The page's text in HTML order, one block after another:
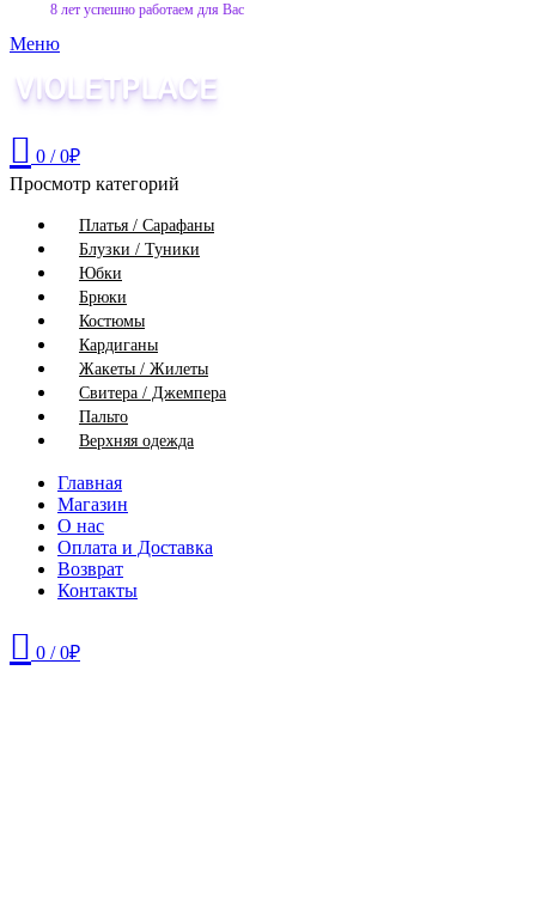
8 лет успешно работаем для Вас
Меню
0 / 0₽
Просмотр категорий
Платья / Сарафаны
Блузки / Туники
Юбки
Брюки
Костюмы
Кардиганы
Жакеты / Жилеты
Свитера / Джемпера
Пальто
Верхняя одежда
Главная
Магазин
О нас
Оплата и Доставка
Возврат
Контакты
0 / 0₽